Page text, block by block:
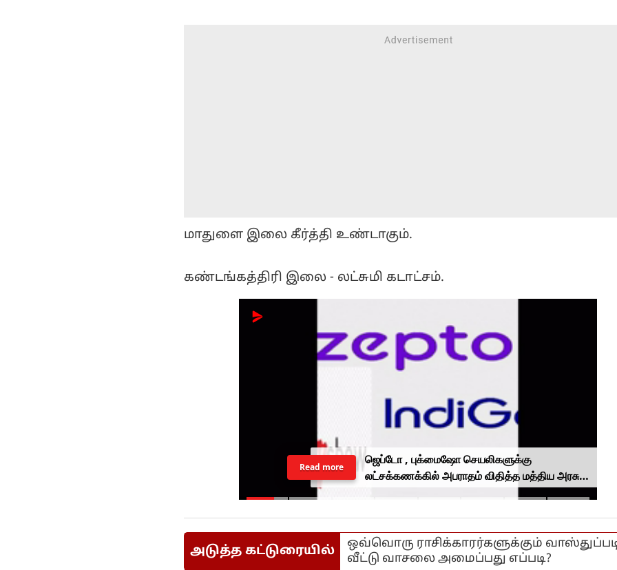
மாதுளை இலை கீர்த்தி உண்டாகும்.
கண்டங்கத்திரி இலை - லட்சுமி கடாட்சம்.
ஜெப்டோ , புக்மைஷோ செயலிகளுக்கு
லட்சக்கணக்கில் அபராதம் விதித்த மத்திய அரசு..
Read more
அடுத்த கட்டுரையில்
ஒவ்வொரு ராசிக்காரர்களுக்கும்
வீட்டு வாசலை அமைப்பது எப்படி?